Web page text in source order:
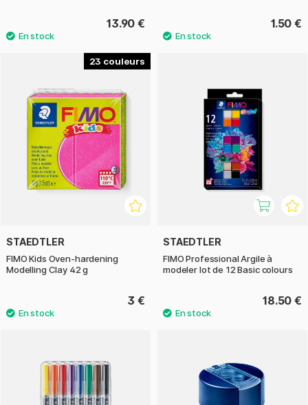
13.90 € 1.50 €
23
STAEDTLER
FIMO Kids Oven-hardening
Modelling Clay 42 g
3 €
STAEDTLER
FIMO Professional Argile à
modeler lot de 12 Basic colours
18.50 €